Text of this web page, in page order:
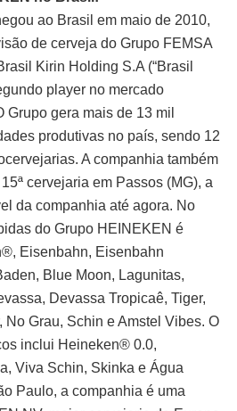
ao Brasil em maio de 2010,
de cerveja do Grupo FEMSA
Kirin Holding S.A (“Brasil
player no mercado
Grupo gera mais de 13 mil
produtivas no país, sendo 12
A companhia também
cervejaria em Passos (MG), a
da companhia até agora. No
do Grupo HEINEKEN é
Eisenbahn, Eisenbahn
Blue Moon, Lagunitas,
Devassa Tropicaê, Tiger,
No Grau, Schin e Amstel Vibes. O
inclui Heineken® 0.0,
Viva Schin, Skinka e Água
Paulo, a companhia é uma